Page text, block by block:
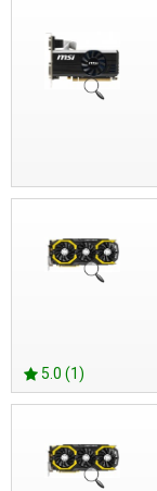
5.0 (1)